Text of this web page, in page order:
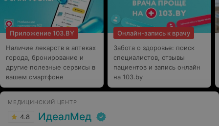
Приложение 103.BY
Наличие лекарств в аптеках
города, бронирование и
другие полезные сервисы в
вашем смартфоне
Онлайн-запись к врачу
Забота о здоровье: поиск
специалистов, отзывы
пациентов и запись онлайн
на 103.by
МЕДИЦИНСКИЙ ЦЕНТР
4.8 ИдеалМед